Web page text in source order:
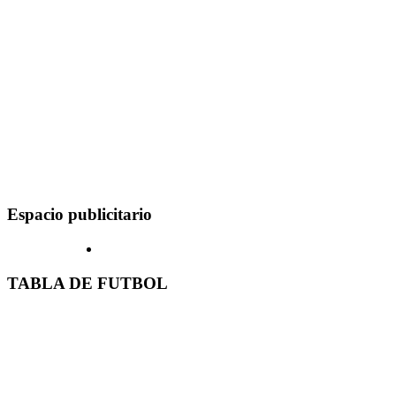
Espacio publicitario
TABLA DE FUTBOL